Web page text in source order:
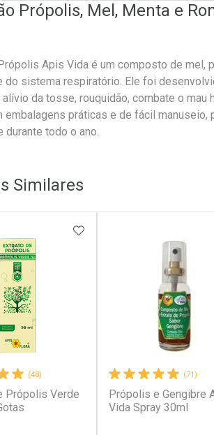
Própolis, Mel, Menta e
Apis Vida é um composto de mel,
do sistema respiratório. Ele foi
da tosse, rouquidão, combate o mau
embalagens práticas e de fácil
durante todo o ano.
Similares
(48)
Própolis Verde
ADICIONAR AOS
(71)
Própolis e Gengibre
Vida Spray 30ml